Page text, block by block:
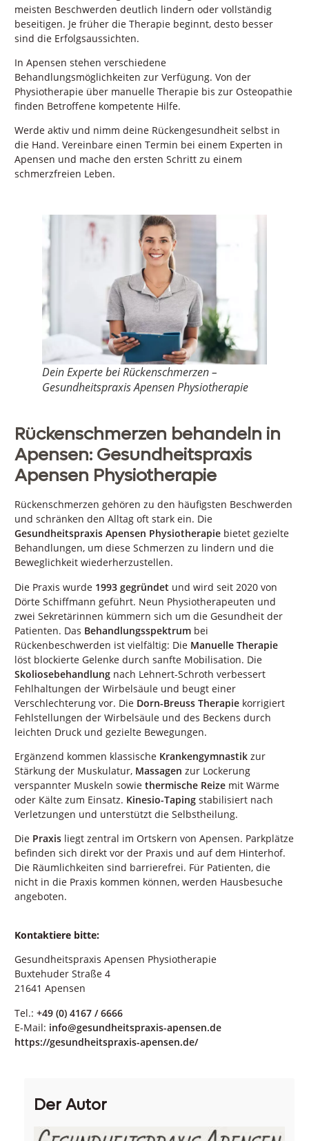
meisten Beschwerden deutlich lindern oder vollständig
beseitigen. Je früher die Therapie beginnt, desto besser
sind die Erfolgsaussichten.
In Apensen stehen verschiedene
Behandlungsmöglichkeiten zur Verfügung. Von der
Physiotherapie über manuelle Therapie bis zur Osteopathie
finden Betroffene kompetente Hilfe.
Werde aktiv und nimm deine Rückengesundheit selbst in
die Hand. Vereinbare einen Termin bei einem Experten in
Apensen und mache den ersten Schritt zu einem
schmerzfreien Leben.
Dein Experte bei Rückenschmerzen –
Gesundheitspraxis Apensen Physiotherapie
Rückenschmerzen behandeln in
Apensen: Gesundheitspraxis
Apensen Physiotherapie
Rückenschmerzen gehören zu den häufigsten Beschwerden
und schränken den Alltag oft stark ein. Die
Gesundheitspraxis Apensen Physiotherapie bietet gezielte
Behandlungen, um diese Schmerzen zu lindern und die
Beweglichkeit wiederherzustellen.
Die Praxis wurde 1993 gegründet und wird seit 2020 von
Dörte Schiffmann geführt. Neun Physiotherapeuten und
zwei Sekretärinnen kümmern sich um die Gesundheit der
Patienten. Das Behandlungsspektrum bei
Rückenbeschwerden ist vielfältig: Die Manuelle Therapie
löst blockierte Gelenke durch sanfte Mobilisation. Die
Skoliosebehandlung nach Lehnert-Schroth verbessert
Fehlhaltungen der Wirbelsäule und beugt einer
Verschlechterung vor. Die Dorn-Breuss Therapie korrigiert
Fehlstellungen der Wirbelsäule und des Beckens durch
leichten Druck und gezielte Bewegungen.
Ergänzend kommen klassische Krankengymnastik zur
Stärkung der Muskulatur, Massagen zur Lockerung
verspannter Muskeln sowie thermische Reize mit Wärme
oder Kälte zum Einsatz. Kinesio-Taping stabilisiert nach
Verletzungen und unterstützt die Selbstheilung.
Die Praxis liegt zentral im Ortskern von Apensen. Parkplätze
befinden sich direkt vor der Praxis und auf dem Hinterhof.
Die Räumlichkeiten sind barrierefrei. Für Patienten, die
nicht in die Praxis kommen können, werden Hausbesuche
angeboten.
Kontaktiere bitte:
Gesundheitspraxis Apensen Physiotherapie
Buxtehuder Straße 4
21641 Apensen
Tel.: +49 (0) 4167 / 6666
E-Mail: info@gesundheitspraxis-apensen.de
https://gesundheitspraxis-apensen.de/
Der Autor